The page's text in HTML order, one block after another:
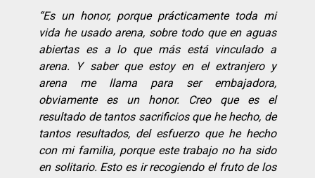
“Es unhonor, porque prácticamente toda mi
vida he usado arena, sobre todo que en aguas
abiertas es a lo que más está vinculado a
arena. Y saber que estoy en el extranjero y
arena me llama para ser embajadora,
obviamente es un honor. Creo que es el
resultado de tantos sacrificios que he hecho, de
tantos resultados, del esfuerzo que he hecho
con mi familia, porque este trabajo no ha sido
en solitario. Esto es ir recogiendo el fruto de los